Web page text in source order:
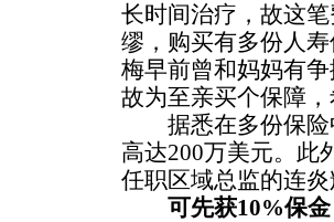
长时间治疗，故这
缪，购买有多份人
梅早前曾和妈妈有
故为至亲买个保障
据悉在多份保险
高达200万美元。此
任职区域总监的连
可先获10%保金